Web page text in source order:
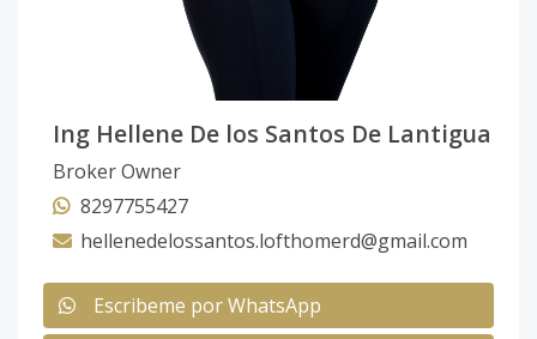
Ing Hellene De los Santos De Lantigua
Broker Owner
8297755427
hellenedelossantos.lofthomerd@gmail.com
Escribeme por WhatsApp